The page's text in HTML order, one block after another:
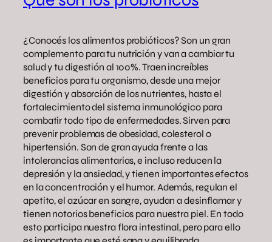
¿Conocés los alimentos probióticos? Son un gran
complemento para tu nutrición y van a cambiar tu
salud y tu digestión al 100%. Traen increíbles
beneficios para tu organismo, desde una mejor
digestión y absorción de los nutrientes, hasta el
fortalecimiento del sistema inmunológico para
combatir todo tipo de enfermedades. Sirven para
prevenir problemas de obesidad, colesterol o
hipertensión. Son de gran ayuda frente a las
intolerancias alimentarias, e incluso reducen la
depresión y la ansiedad, y tienen importantes efectos
en la concentración y el humor. Además, regulan el
apetito, el azúcar en sangre, ayudan a desinflamar y
tienen notorios beneficios para nuestra piel. En todo
esto participa nuestra flora intestinal, pero para ello